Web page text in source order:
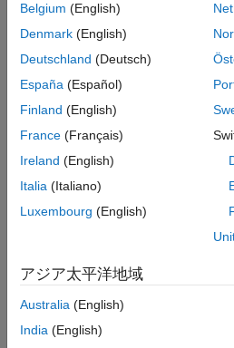
システムズ エンジニアリング
コード生成
アプリケーションのデプロイ
検証、妥当性確認、テスト
クラウド機能
用途
AI および統計
数学および最適化
制御システム
無線通信
Belgium (English)
Denmark (English)
Deutschland (Deutsch)
España (Español)
Finland (English)
France (Français)
Ireland (English)
Italia (Italiano)
Luxembourg (English)
アジア太平洋地域
Australia (English)
India (English)
トラストセンター
プラ
違法コピー防止
アプリケーショ
© 1994-2026 The MathWorks, Inc.